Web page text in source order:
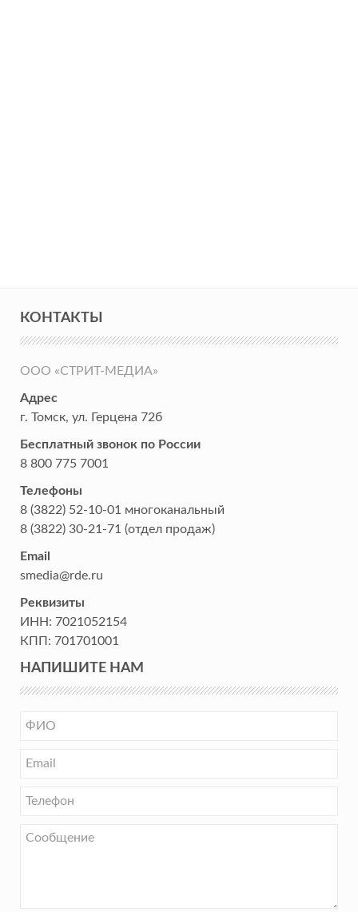
КОНТАКТЫ
ООО «СТРИТ-МЕДИА»
Адрес
г. Томск, ул. Герцена 72б
Бесплатный звонок по России
8 800 775 7001
Телефоны
8 (3822) 52-10-01 многоканальный
8 (3822) 30-21-71 (отдел продаж)
Email
smedia@rde.ru
Реквизиты
ИНН: 7021052154
КПП: 701701001
НАПИШИТЕ НАМ